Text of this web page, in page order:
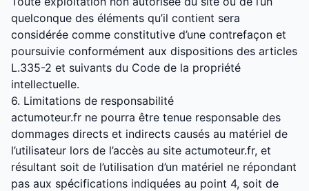
quelconque des éléments qu’il contient sera
considérée comme constitutive d’une contrefaçon et
poursuivie conformément aux dispositions des articles
L.335-2 et suivants du Code de la propriété
intellectuelle.
6. Limitations de responsabilité
actumoteur.fr ne pourra être tenue responsable des
dommages directs et indirects causés au matériel de
l’utilisateur lors de l’accès au site actumoteur.fr, et
résultant soit de l’utilisation d’un matériel ne répondant
pas aux spécifications indiquées au point 4, soit de